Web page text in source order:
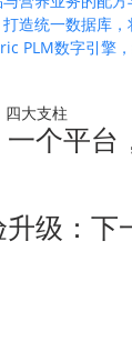
造统一数据库
PLM数字引擎
个平台
级：下